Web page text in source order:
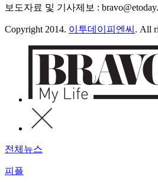
보도자료 및 기사제보 :
Copyright 2014. 이투데이피엔씨 . All
전체뉴스
피플